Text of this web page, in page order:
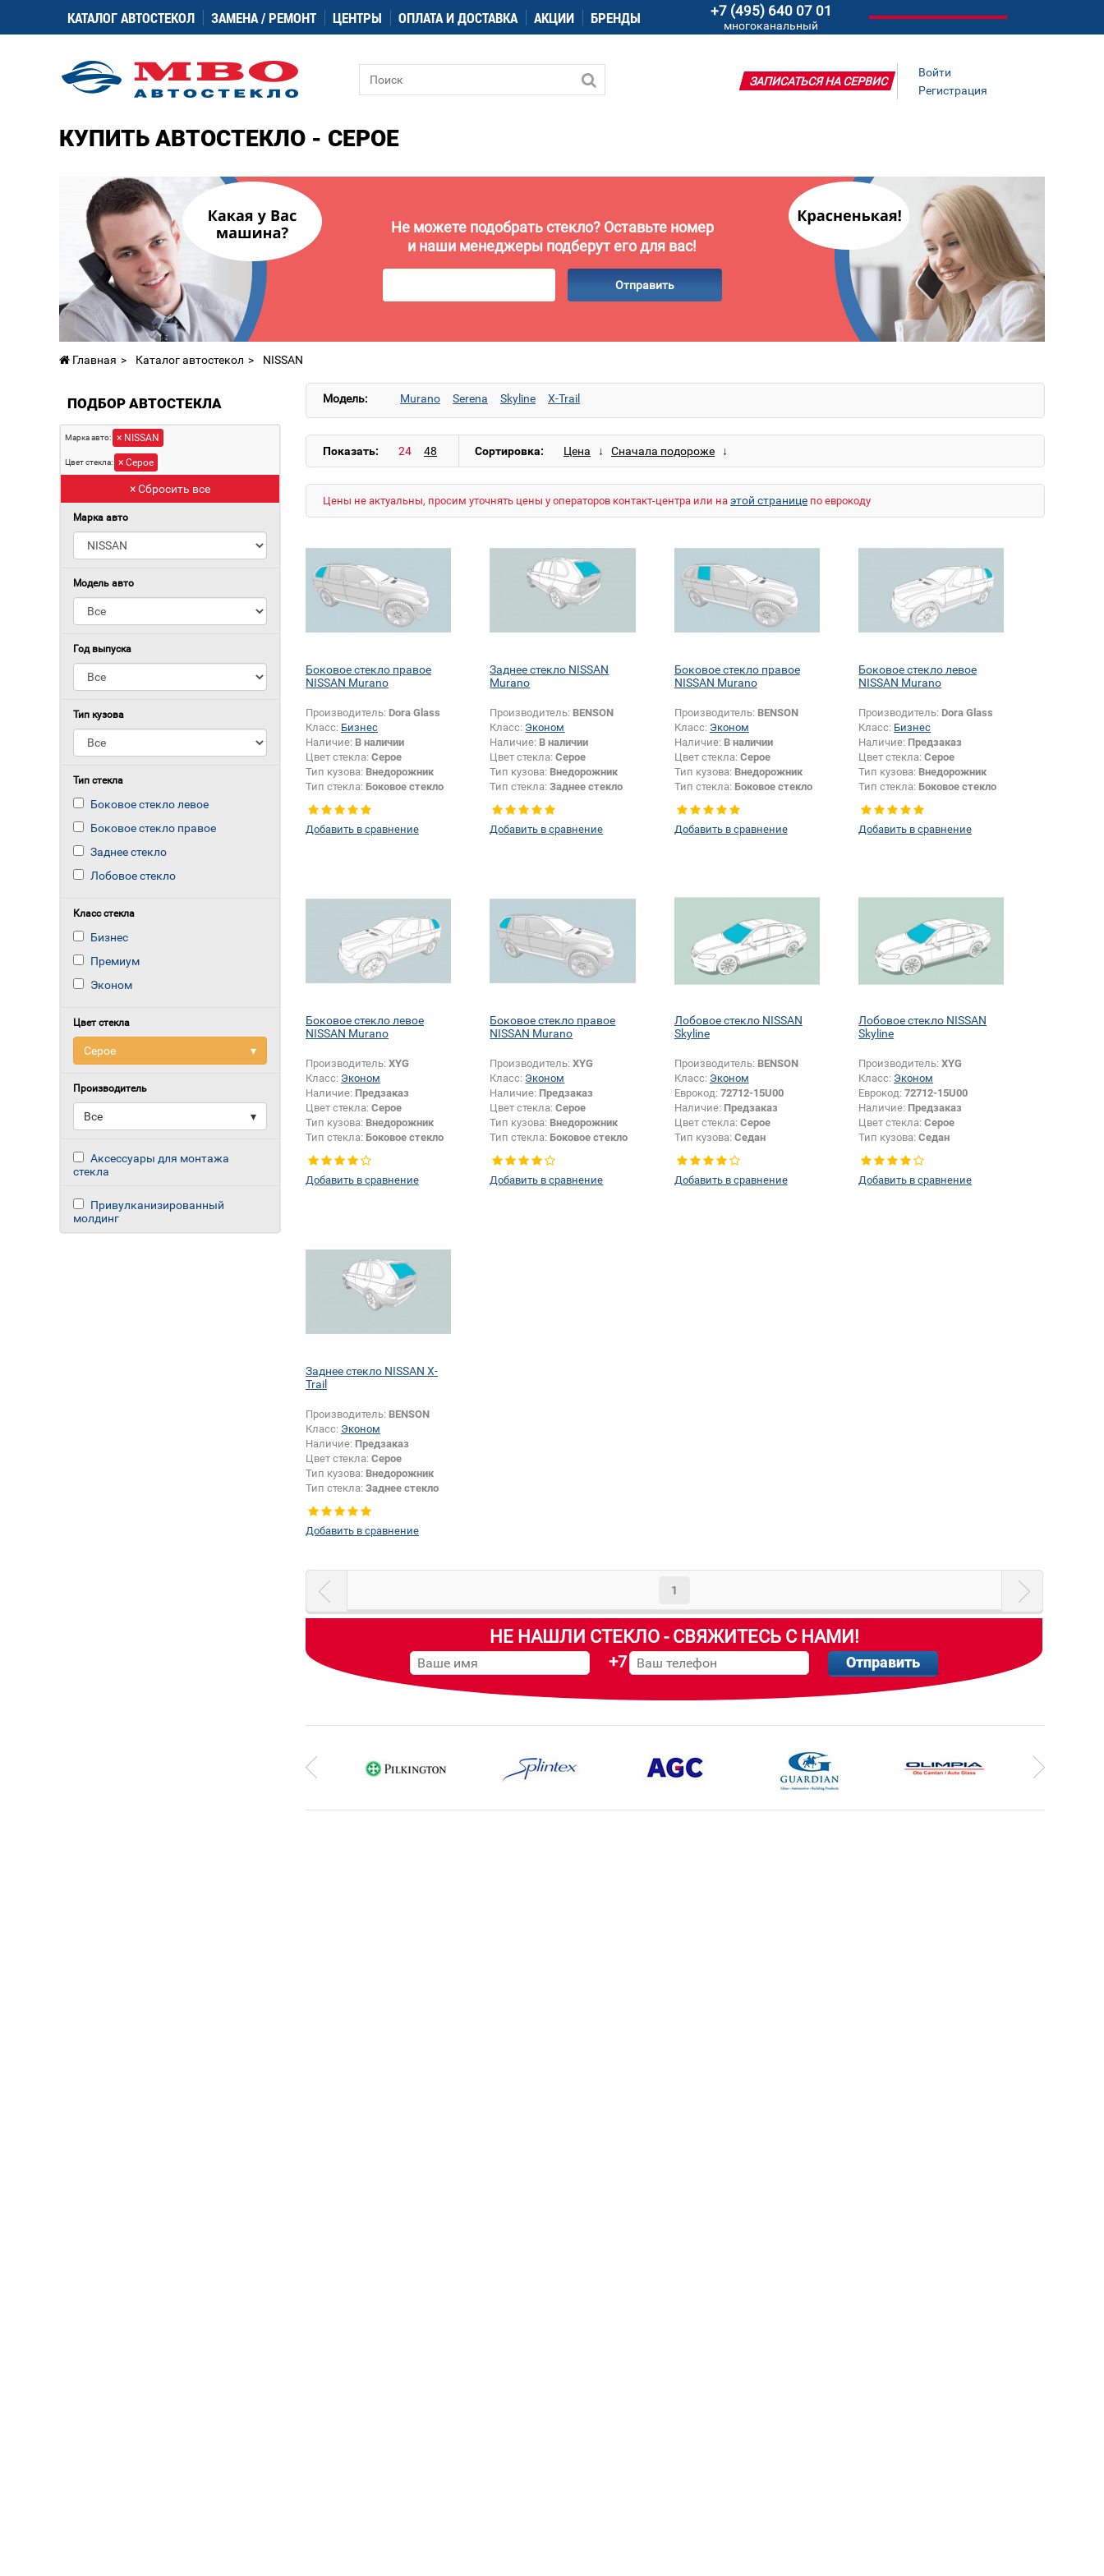
КАТАЛОГ АВТОСТЕКОЛ ЗАМЕНА / РЕМОНТ ЦЕНТРЫ ОПЛАТА И ДОСТАВКА АКЦИИ БРЕНДЫ +7 (495) 640 07 01
многоканальный
Войти
Регистрация
ЗАПИСАТЬСЯ НА СЕРВИС
КУПИТЬ АВТОСТЕКЛО - СЕРОЕ
Не можете подобрать стекло? Оставьте номер
и наши менеджеры подберут его для вас!
Отправить
Главная Каталог автостекол NISSAN
ПОДБОР АВТОСТЕКЛА
Марка авто: × NISSAN
Цвет стекла: × Серое
× Сбросить все
Марка авто
Модель авто
Год выпуска
Тип кузова
Тип стекла
Боковое стекло левое
Боковое стекло правое
Заднее стекло
Лобовое стекло
Класс стекла
Бизнес
Премиум
Эконом
Цвет стекла
▾
Серое
Производитель
▾
Все
Аксессуары для монтажа
стекла
Привулканизированный
молдинг
Модель: Murano Serena Skyline X-Trail
Показать: Сортировка:
Цены не актуальны, просим уточнять цены у операторов контакт-центра или на этой странице по еврокоду
Боковое стекло правое
NISSAN Murano
Производитель: Dora Glass
Класс: Бизнес
Наличие: В наличии
Цвет стекла: Серое
Тип кузова: Внедорожник
Тип стекла: Боковое стекло
правое
Добавить в сравнение
Заднее стекло NISSAN
Murano
Производитель: BENSON
Класс: Эконом
Наличие: В наличии
Цвет стекла:Серое
Тип кузова: Внедорожник
Тип стекла:Заднее стекло
Добавить в сравнение
Боковое стекло правое
NISSAN Murano
Производитель: BENSON
Класс: Эконом
Наличие: В наличии
Цвет стекла: Серое
Тип кузова: Внедорожник
Тип стекла: Боковое стекло
правое
Добавить в сравнение
Боковое стекло левое
NISSAN Murano
Производитель: Dora Glass
Класс: Бизнес
Наличие: Предзаказ
Цвет стекла:Серое
Тип кузова: Внедорожник
Тип стекла: Боковое стекло
левое
Добавить в сравнение
Боковое стекло левое
NISSAN Murano
Производитель: XYG
Класс: Эконом
Наличие: Предзаказ
Цвет стекла: Серое
Тип кузова: Внедорожник
Тип стекла: Боковое стекло
левое
Добавить в сравнение
Боковое стекло правое
NISSAN Murano
Производитель:XYG
Класс: Эконом
Наличие: Предзаказ
Цвет стекла:Серое
Тип кузова: Внедорожник
Тип стекла: Боковое стекло
правое
Добавить в сравнение
Лобовое стекло NISSAN
Skyline
Производитель: BENSON
Класс: Эконом
Еврокод: 72712-15U00
Наличие: Предзаказ
Цвет стекла: Серое
Тип кузова: Седан
Добавить в сравнение
Лобовое стекло NISSAN
Skyline
Производитель:XYG
Класс: Эконом
Еврокод:72712-15U00
Наличие: Предзаказ
Цвет стекла:Серое
Тип кузова:Седан
Добавить в сравнение
Заднее стекло NISSAN X-
Trail
Производитель: BENSON
Класс: Эконом
Наличие: Предзаказ
Цвет стекла: Серое
Тип кузова: Внедорожник
Тип стекла: Заднее стекло
Добавить в сравнение
1
НЕ НАШЛИ СТЕКЛО - СВЯЖИТЕСЬ С НАМИ!
+7 Отправить